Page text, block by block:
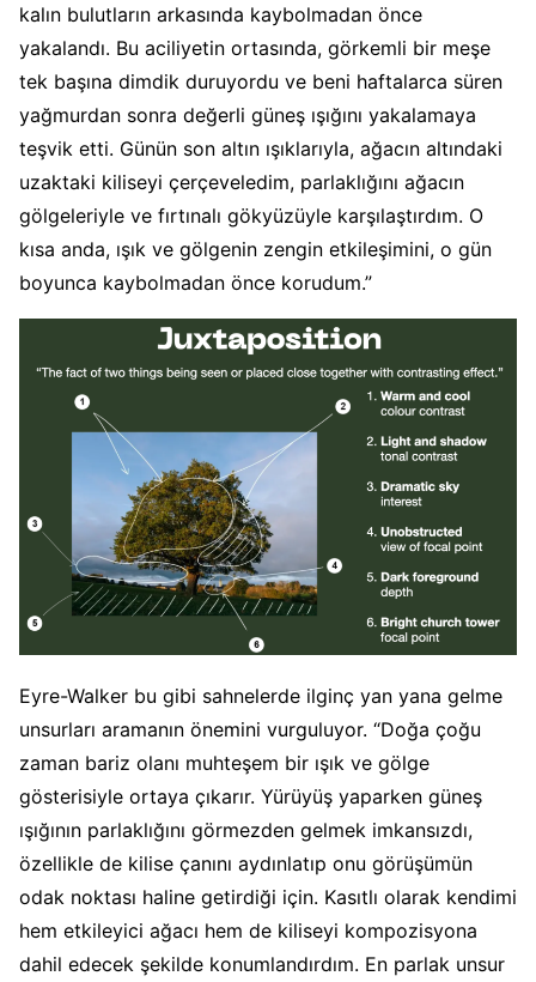
kalın bulutların arkasında kaybolmadan önce
yakalandı. Bu aciliyetin ortasında, görkemli bir meşe
tek başına dimdik duruyordu ve beni haftalarca süren
yağmurdan sonra değerli güneş ışığını yakalamaya
teşvik etti. Günün son altın ışıklarıyla, ağacın altındaki
uzaktaki kiliseyi çerçeveledim, parlaklığını ağacın
gölgeleriyle ve fırtınalı gökyüzüyle karşılaştırdım. O
kısa anda, ışık ve gölgenin zengin etkileşimini, o gün
boyunca kaybolmadan önce korudum.”
Eyre-Walker bu gibi sahnelerde ilginç yan yana gelme
unsurları aramanın önemini vurguluyor. “Doğa çoğu
zaman bariz olanı muhteşem bir ışık ve gölge
gösterisiyle ortaya çıkarır. Yürüyüş yaparken güneş
ışığının parlaklığını görmezden gelmek imkansızdı,
özellikle de kilise çanını aydınlatıp onu görüşümün
odak noktası haline getirdiği için. Kasıtlı olarak kendimi
hem etkileyici ağacı hem de kiliseyi kompozisyona
dahil edecek şekilde konumlandırdım. En parlak unsur